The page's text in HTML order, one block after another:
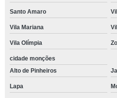
Santo Amaro
Vila Mariana
Vila Olímpia
cidade monções
Alto de Pinheiros
Lapa